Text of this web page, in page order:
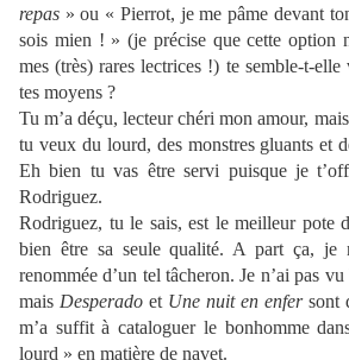
repas » ou « Pierrot, je me pâme devant
sois mien ! » (je précise que cette option
mes (très) rares lectrices !) te semble-t-elle
tes moyens ?
Tu m’a déçu, lecteur chéri mon amour,
tu veux du lourd, des monstres gluants et
Eh bien tu vas être servi puisque je
Rodriguez.
Rodriguez, tu le sais, est le meilleur pote
bien être sa seule qualité. A part ça, je
renommée d’un tel tâcheron. Je n’ai pas
mais Desperado et Une nuit en enfersont
m’a suffit à cataloguer le bonhomme
lourd » en matière de navet.